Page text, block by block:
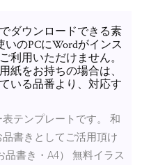
ダウンロードできる素
のPCにWordがインス
利用いただけません。
紙をお持ちの場合は、
いる品番より、対応す
テンプレートです。 和
書きとしてご活用頂け
品書き・A4） 無料イラス